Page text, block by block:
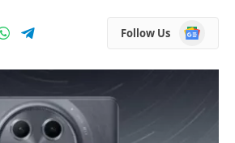
Follow Us
Google
News